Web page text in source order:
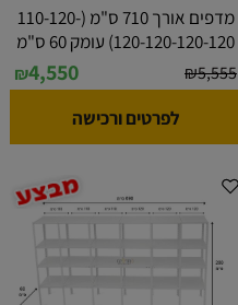
מדפים אורך 710 ס"מ (110-120-
120-120-120-120) עומק 60 ס"מ
₪5,555
₪4,550
לפרטים ורכישה